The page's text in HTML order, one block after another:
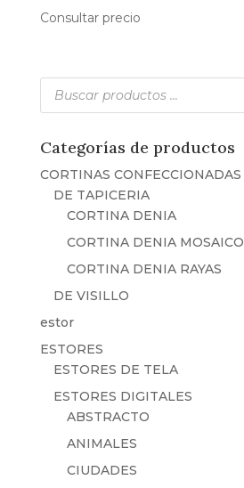
Consultar precio
Búsqueda
productos
Categorías de productos
CORTINAS CONFECCIONADAS
DE TAPICERIA
CORTINA DENIA
CORTINA DENIA MOSAICO
CORTINA DENIA RAYAS
DE VISILLO
estor
ESTORES
ESTORES DE TELA
ESTORES DIGITALES
ABSTRACTO
ANIMALES
CIUDADES